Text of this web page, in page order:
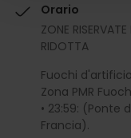
Orario
ZONE
RIDOTTA
Fuochi d'artificio
Zona PMR
• 23:59: (Ponte
Francia).